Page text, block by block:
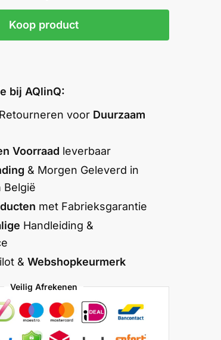
Koop product
bij AQlinQ:
voor Duurzaam
Voorraad leverbaar
& Morgen Geleverd in
België
met Fabrieksgarantie
Handleiding &
& Webshopkeurmerk
Veilig Afrekenen